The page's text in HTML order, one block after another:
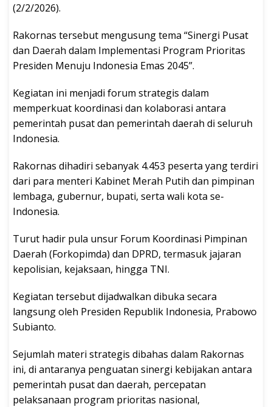
(2/2/2026).
Rakornas tersebut mengusung tema “Sinergi Pusat
dan Daerah dalam Implementasi Program Prioritas
Presiden Menuju Indonesia Emas 2045”.
Kegiatan ini menjadi forum strategis dalam
memperkuat koordinasi dan kolaborasi antara
pemerintah pusat dan pemerintah daerah di seluruh
Indonesia.
Rakornas dihadiri sebanyak 4.453 peserta yang terdiri
dari para menteri Kabinet Merah Putih dan pimpinan
lembaga, gubernur, bupati, serta wali kota se-
Indonesia.
Turut hadir pula unsur Forum Koordinasi Pimpinan
Daerah (Forkopimda) dan DPRD, termasuk jajaran
kepolisian, kejaksaan, hingga TNI.
Kegiatan tersebut dijadwalkan dibuka secara
langsung oleh Presiden Republik Indonesia, Prabowo
Subianto.
Sejumlah materi strategis dibahas dalam Rakornas
ini, di antaranya penguatan sinergi kebijakan antara
pemerintah pusat dan daerah, percepatan
pelaksanaan program prioritas nasional,